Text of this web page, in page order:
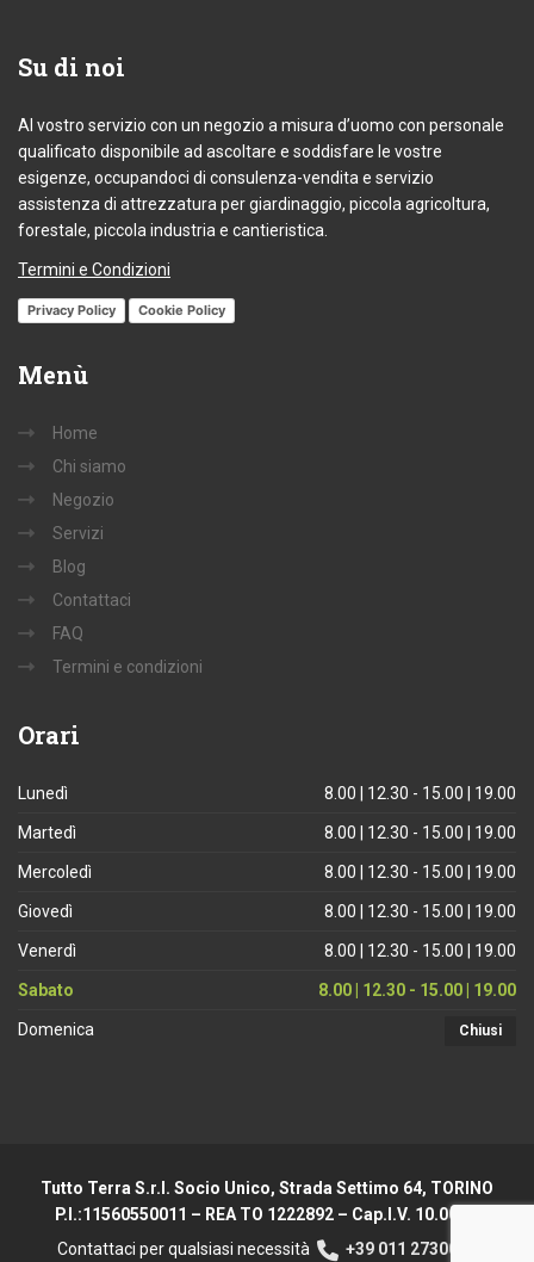
Su di noi
Al vostro servizio con un negozio a misura d’uomo con personale
qualificato disponibile ad ascoltare e soddisfare le vostre
esigenze, occupandoci di consulenza-vendita e servizio
assistenza di attrezzatura per giardinaggio, piccola agricoltura,
forestale, piccola industria e cantieristica.
Termini e Condizioni
Privacy Policy Cookie Policy
Menù
Home
Chi siamo
Negozio
Servizi
Blog
Contattaci
FAQ
Termini e condizioni
Orari
Lunedì 8.00 | 12.30 - 15.00 | 19.00
Martedì 8.00 | 12.30 - 15.00 | 19.00
Mercoledì 8.00 | 12.30 - 15.00 | 19.00
Giovedì 8.00 | 12.30 - 15.00 | 19.00
Venerdì 8.00 | 12.30 - 15.00 | 19.00
Sabato 8.00 | 12.30 - 15.00 | 19.00
Domenica Chiusi
Tutto Terra S.r.l. Socio Unico, Strada Settimo 64, TORINO
P.I.:11560550011 – REA TO 1222892 – Cap.I.V. 10.000 €
Contattaci per qualsiasi necessità
+39 011 2730044